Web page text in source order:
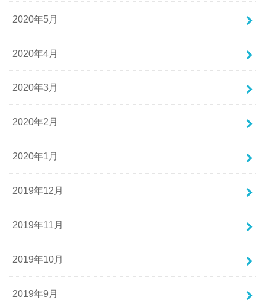
2020年5月
2020年4月
2020年3月
2020年2月
2020年1月
2019年12月
2019年11月
2019年10月
2019年9月